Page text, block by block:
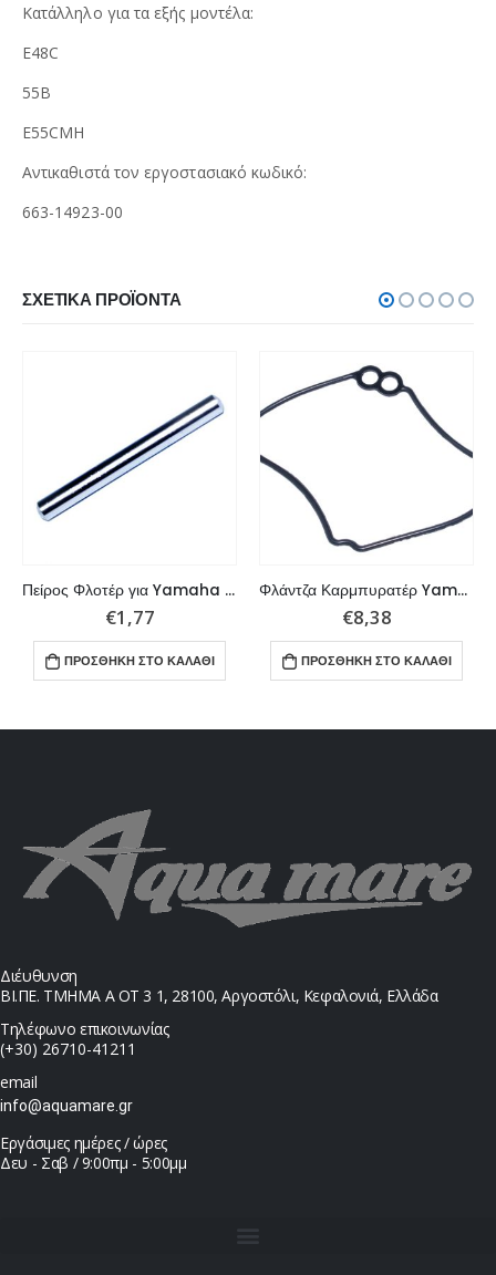
Κατάλληλο για τα εξής μοντέλα:
E48C
55B
E55CMH
Αντικαθιστά τον εργοστασιακό κωδικό:
663-14923-00
ΣΧΕΤΙΚΆ ΠΡΟΪΌΝΤΑ
Πείρος Φλοτέρ για Yamaha Καρμπυρατέρ 3 έως 90HP.
€1,77
ΠΡΟΣΘΉΚΗ ΣΤΟ ΚΑΛΆΘΙ
Φλάντζα Καρμπυρατέρ Yamaha 9.9-15HP
€8,38
ΠΡΟΣΘΉΚΗ ΣΤΟ ΚΑΛΆΘΙ
Διέυθυνση
ΒΙ.ΠΕ. ΤΜΗΜΑ Α ΟΤ 3 1, 28100, Αργοστόλι, Κεφαλονιά, Ελλάδα
Τηλέφωνο επικοινωνίας
(+30) 26710-41211
email
info@aquamare.gr
Εργάσιμες ημέρες / ώρες
Δευ - Σαβ / 9:00πμ - 5:00μμ